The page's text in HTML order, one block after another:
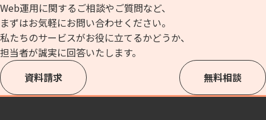
Web運用に関するご相談やご質問など、
まずはお気軽にお問い合わせください。
私たちのサービスがお役に立てるかどうか、
担当者が誠実に回答いたします。
資料請求
無料相談